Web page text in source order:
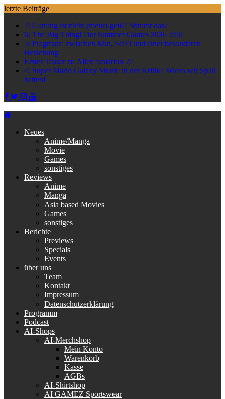
Skip
content
letzte Beiträge
7: Gaming ist nicht (mehr) geil?! Stimmt das?
6: The Big Thing! Der Summer Games 2026 Talk
5: Pragmata: zwischen Mut, SciFi und einer besonderen
Beziehung
Erster Teaser zu Alien Isolation 2?
4: Super Mario Galaxy Movie in der Kritik? Wieso wir Spaß
hatten!
Neues
Anime/Manga
Movie
Games
sonstiges
Reviews
Anime
Manga
Asia based Movies
Games
sonstiges
Berichte
Previews
Specials
Events
über uns
Team
Kontakt
Impressum
Datenschutzerklärung
Programm
Podcast
AI-Shops
AI-Merchshop
Mein Konto
Warenkorb
Kasse
AGBs
AI-Shirtshop
AI GAMEZ Sportswear